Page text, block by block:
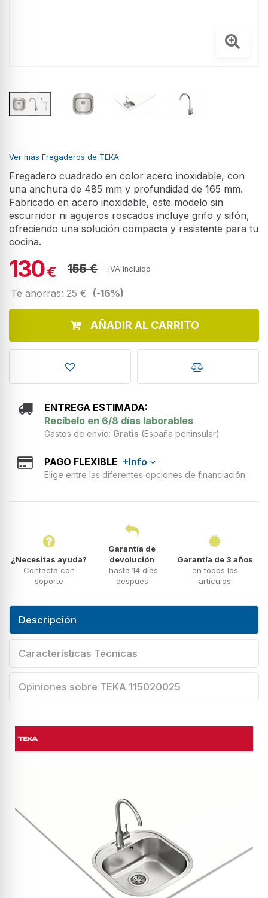
Ver más Fregaderos de TEKA
Fregadero cuadrado en color acero inoxidable, con
una anchura de 485 mm y profundidad de 165 mm.
Fabricado en acero inoxidable, este modelo sin
escurridor ni agujeros roscados incluye grifo y sifón,
ofreciendo una solución compacta y resistente para tu
cocina.
130€ 155 € IVA incluido
Te ahorras: 25 € (-16%)
AÑADIR AL CARRITO
ENTREGA ESTIMADA:
Recíbelo en 6/8 días laborables
Gastos de envío: Gratis (España peninsular)
PAGO FLEXIBLE +Info
Elige entre las diferentes opciones de financiación
¿Necesitas ayuda?
Contacta con
soporte
Garantía de
devolución
hasta 14 días
después
Garantía de 3 años
en todos los
artículos
Descripción
Características Técnicas
Opiniones sobre TEKA 115020025